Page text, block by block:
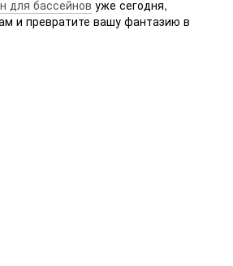
для бассейнов уже сегодня,
и превратите вашу фантазию в